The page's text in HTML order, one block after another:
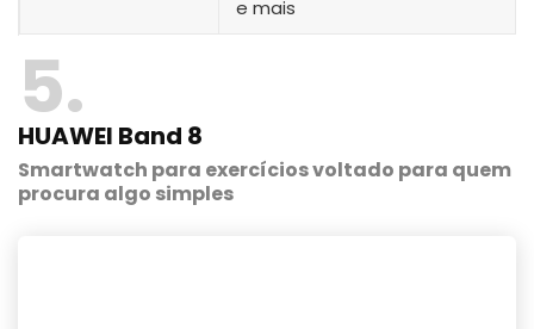
e mais
5
HUAWEI Band 8
Smartwatch para exercícios voltado para quem
procura algo simples